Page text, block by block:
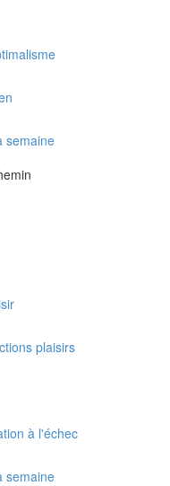
semaine
plaisirs
à l'échec
semaine